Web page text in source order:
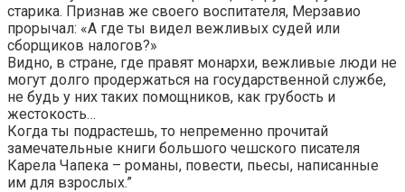
старика. Признав же своего воспитателя, Мерзавио
прорычал: «А где ты видел вежливых судей или
сборщиков налогов?»
Видно, в стране, где правят монархи, вежливые люди не
могут долго продержаться на государственной службе,
не будь у них таких помощников, как грубость и
жестокость…
Когда ты подрастешь, то непременно прочитай
замечательные книги большого чешского писателя
Карела Чапека – романы, повести, пьесы, написанные
им для взрослых.”